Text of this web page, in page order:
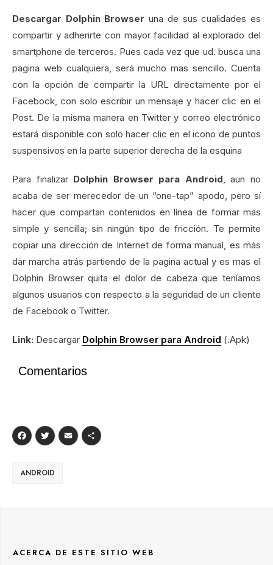
Descargar Dolphin Browser una de sus cualidades es
compartir y adherirte con mayor facilidad al explorado del
smartphone de terceros. Pues cada vez que ud. busca una
pagina web cualquiera, será mucho mas sencillo. Cuenta
con la opción de compartir la URL directamente por el
Facebock, con solo escribir un mensaje y hacer clic en el
Post. De la misma manera en Twitter y correo electrónico
estará disponible con solo hacer clic en el icono de puntos
suspensivos en la parte superior derecha de la esquina
Para finalizar Dolphin Browser para Android, aun no
acaba de ser merecedor de un “one-tap” apodo, pero sí
hacer que compartan contenidos en línea de formar mas
simple y sencilla; sin ningún tipo de fricción. Te permite
copiar una dirección de Internet de forma manual, es más
dar marcha atrás partiendo de la pagina actual y es mas el
Dolphin Browser quita el dolor de cabeza que teníamos
algunos usuarios con respecto a la seguridad de un cliente
de Facebook o Twitter.
Link: Descargar Dolphin Browser para Android (.Apk)
Comentarios
Facebook
Twitter
Email
ANDROID
ACERCA DE ESTE SITIO WEB